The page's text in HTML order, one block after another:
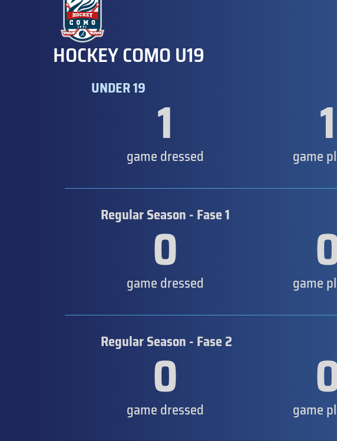
HOCKEY COMO U19
UNDER 19 1
game dressed 1
game
Regular Season - Fase 1
0
game dressed game
Regular Season - Fase 2
0
game dressed game